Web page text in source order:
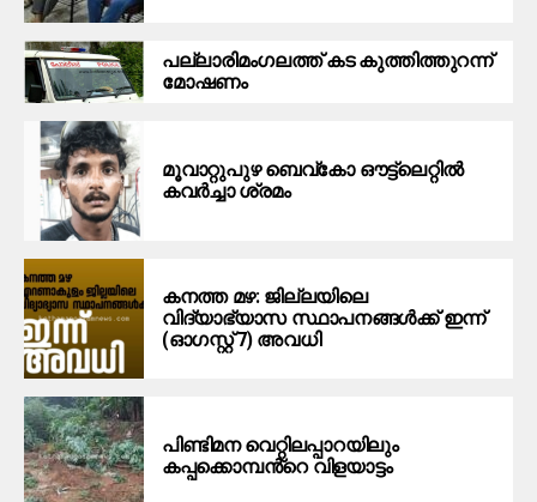
പ​ല്ലാ​രി​മം​ഗ​ല​ത്ത് ക​ട കു​ത്തി​ത്തുറ​ന്ന്
മോ​ഷ​ണം
മൂ​വാ​റ്റു​പു​ഴ ബെ​വ്കോ ഔ​ട്ട്‌​ലെ​റ്റിൽ
കവർച്ചാ ശ്രമം
കനത്ത മഴ: ജില്ലയിലെ
വിദ്യാഭ്യാസ സ്ഥാപനങ്ങള്‍ക്ക് ഇന്ന്
(ഓഗസ്റ്റ് 7) അവധി
പിണ്ടിമന വെറ്റിലപ്പാറയിലും
കപ്പക്കൊമ്പൻ്റെ വിളയാട്ടം